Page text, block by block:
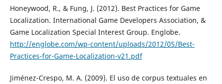
Honeywood, R., & Fung, J. (2012). Best Practices for Game
Localization. International Game Developers Association, &
Game Localization Special Interest Group. Englobe.
http://englobe.com/wp-content/uploads/2012/05/Best-
Practices-for-Game-Localization-v21.pdf
Jiménez-Crespo, M. A. (2009). El uso de corpus textuales en